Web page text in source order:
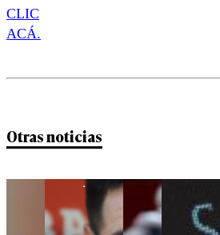
CLIC
ACÁ.
Otras noticias